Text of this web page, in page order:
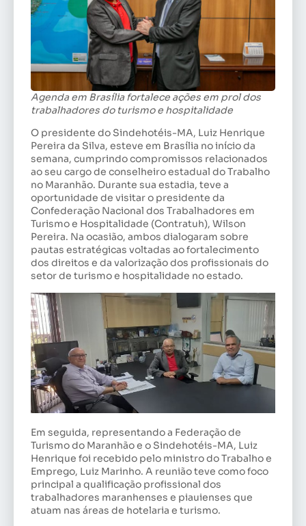
Agenda em Brasília fortalece ações em prol dos
trabalhadores do turismo e hospitalidade
O presidente do Sindehotéis-MA, Luiz Henrique
Pereira da Silva, esteve em Brasília no início da
semana, cumprindo compromissos relacionados
ao seu cargo de conselheiro estadual do Trabalho
no Maranhão. Durante sua estadia, teve a
oportunidade de visitar o presidente da
Confederação Nacional dos Trabalhadores em
Turismo e Hospitalidade (Contratuh), Wilson
Pereira. Na ocasião, ambos dialogaram sobre
pautas estratégicas voltadas ao fortalecimento
dos direitos e da valorização dos profissionais do
setor de turismo e hospitalidade no estado.
Em seguida, representando a Federação de
Turismo do Maranhão e o Sindehotéis-MA, Luiz
Henrique foi recebido pelo ministro do Trabalho e
Emprego, Luiz Marinho. A reunião teve como foco
principal a qualificação profissional dos
trabalhadores maranhenses e piauienses que
atuam nas áreas de hotelaria e turismo.